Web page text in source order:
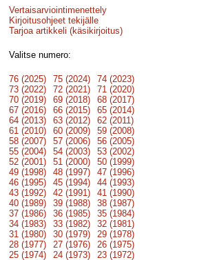
Vertaisarviointimenettely
Kirjoitusohjeet tekijälle
Tarjoa artikkeli (käsikirjoitus)
Valitse numero:
76 (2025) 75 (2024)
74 (2023)
73 (2022)
72 (2021)
71 (2020)
70 (2019)
69 (2018)
68 (2017)
67 (2016)
66 (2015)
65 (2014)
64 (2013)
63 (2012)
62 (2011)
61 (2010)
60 (2009)
59 (2008)
58 (2007)
57 (2006)
56 (2005)
55 (2004)
54 (2003)
53 (2002)
52 (2001)
51 (2000)
50 (1999)
49 (1998)
48 (1997)
47 (1996)
46 (1995)
45 (1994)
44 (1993)
43 (1992)
42 (1991)
41 (1990)
40 (1989)
39 (1988)
38 (1987)
37 (1986)
36 (1985)
35 (1984)
34 (1983)
33 (1982)
32 (1981)
31 (1980)
30 (1979)
29 (1978)
28 (1977)
27 (1976)
26 (1975)
25 (1974)
24 (1973)
23 (1972)